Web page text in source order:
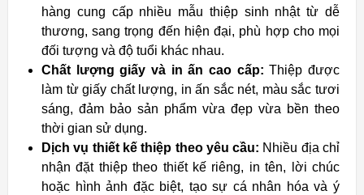
hàng cung cấp nhiều mẫu thiệp sinh nhật từ dễ
thương, sang trọng đến hiện đại, phù hợp cho mọi
đối tượng và độ tuổi khác nhau.
Chất lượng giấy và in ấn cao cấp: Thiệp được
làm từ giấy chất lượng, in ấn sắc nét, màu sắc tươi
sáng, đảm bảo sản phẩm vừa đẹp vừa bền theo
thời gian sử dụng.
Dịch vụ thiết kế thiệp theo yêu cầu: Nhiều địa chỉ
nhận đặt thiệp theo thiết kế riêng, in tên, lời chúc
hoặc hình ảnh đặc biệt, tạo sự cá nhân hóa và ý